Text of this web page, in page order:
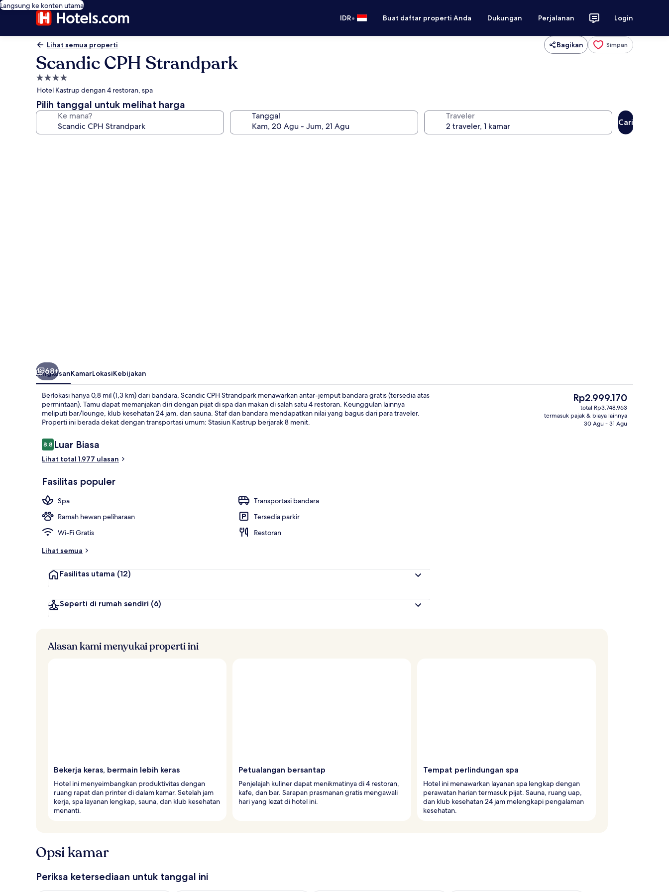
Langsung ke konten utama
IDR• Buat daftar properti Anda Dukungan Perjalanan Login
Lihat semua properti Bagikan Simpan
Scandic CPH Strandpark
Properti
bintang
4.0
Hotel Kastrup dengan 4 restoran, spa
Pilih tanggal untuk melihat harga
Ke mana? Tanggal Traveler
Cari
Eksterior
68+
RingkasanKamarLokasiKebijakan
Berlokasi hanya 0,8 mil (1,3 km) dari bandara, Scandic CPH Strandpark menawarkan antar-jemput bandara gratis (tersedia atas
permintaan). Tamu dapat memanjakan diri dengan pijat di spa dan makan di salah satu 4 restoran. Keunggulan lainnya
meliputi bar/lounge, klub kesehatan 24 jam, dan sauna. Staf dan bandara mendapatkan nilai yang bagus dari para traveler.
Properti ini berada dekat dengan transportasi umum: Stasiun Kastrup berjarak 8 menit.
Ulasan
8,88,8 dari 10
Luar Biasa
Lihat total 1.977 ulasan
Fasilitas populer
Spa
Transportasi bandara
Ramah hewan peliharaan
Tersedia parkir
Wi-Fi Gratis
Restoran
Lihat semua
Fasilitas utama (12)
Seperti di rumah sendiri (6)
Harga
saat
ini
Rp2.999.170
Rp2.999.170
total Rp3.748.963
termasuk pajak & biaya lainnya
30 Agu - 31 Agu
Alasan kami menyukai properti ini
Bekerja keras, bermain lebih keras
Hotel ini menyeimbangkan produktivitas dengan
ruang rapat dan printer di dalam kamar. Setelah jam
kerja, spa layanan lengkap, sauna, dan klub kesehatan
menanti.
Petualangan bersantap
Penjelajah kuliner dapat menikmatinya di 4 restoran,
kafe, dan bar. Sarapan prasmanan gratis mengawali
hari yang lezat di hotel ini.
Tempat perlindungan spa
Hotel ini menawarkan layanan spa lengkap dengan
perawatan harian termasuk pijat. Sauna, ruang uap,
dan klub kesehatan 24 jam melengkapi pengalaman
kesehatan.
Opsi kamar
Periksa ketersediaan untuk tanggal ini